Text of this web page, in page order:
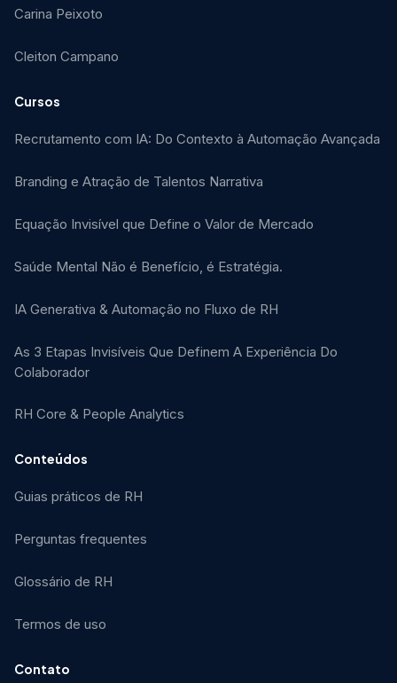
Carina Peixoto
Cleiton Campano
Cursos
Recrutamento com IA: Do Contexto à Automação Avançada
Branding e Atração de Talentos Narrativa
Equação Invisível que Define o Valor de Mercado
Saúde Mental Não é Benefício, é Estratégia.
IA Generativa & Automação no Fluxo de RH
As 3 Etapas Invisíveis Que Definem A Experiência Do
Colaborador
RH Core & People Analytics
Conteúdos
Guias práticos de RH
Perguntas frequentes
Glossário de RH
Termos de uso
Contato